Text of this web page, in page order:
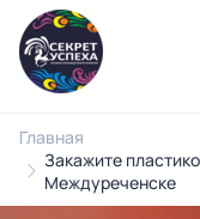
Главная
Закажите
Междуреченске